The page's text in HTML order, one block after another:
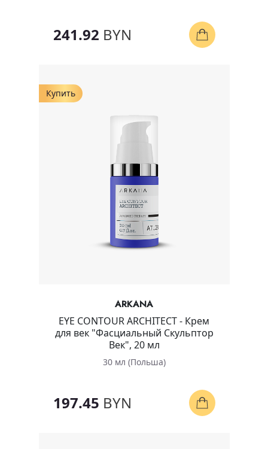
241.92 BYN
Купить
ARKANA
EYE CONTOUR ARCHITECT - Крем
для век "Фасциальный Скульптор
Век", 20 мл
30 мл (Польша)
197.45 BYN